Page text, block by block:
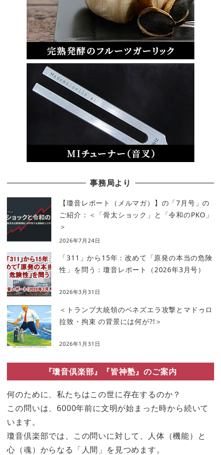
事務局より
【瓊音レポート（メルマガ）】の「7月号」の
ご紹介：＜「骨太ショック」と「令和のPKO」
＞
2026年7月24日
「311」から15年：改めて「原発の本当の危険
性」を問う：瓊音レポート（2026年3月号）
2026年3月31日
＜トランプ大統領のベネズエラ攻撃とマドゥロ
拉致・拘束 の背景には何が?!＞
2026年1月31日
『瓊音倶楽部』『皆神塾』のご案内
何のために、私たちはこの世に存在するのか？
この問いは、6000年前に文明が始まった時から続いて
います。
瓊音倶楽部では、この問いに対して、人体（機能）と
心（魂）からなる「人間」を見つめます。